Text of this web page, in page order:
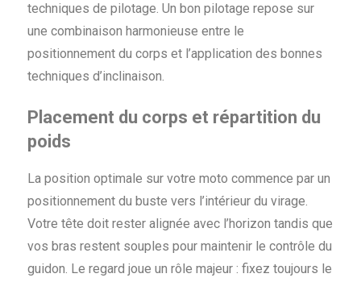
techniques de pilotage. Un bon pilotage repose sur
une combinaison harmonieuse entre le
positionnement du corps et l’application des bonnes
techniques d’inclinaison.
Placement du corps et répartition du
poids
La position optimale sur votre moto commence par un
positionnement du buste vers l’intérieur du virage.
Votre tête doit rester alignée avec l’horizon tandis que
vos bras restent souples pour maintenir le contrôle du
guidon. Le regard joue un rôle majeur : fixez toujours le